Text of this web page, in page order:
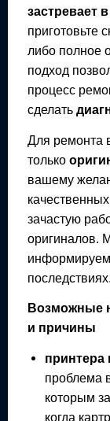
застревает
приготовьте
либо полное
подход
процесс
сделать
Для ремонта
только
вашему
зачастую
оригиналов.
последствиях.
Возможные
и причины
принтера
проблема
которым
когда